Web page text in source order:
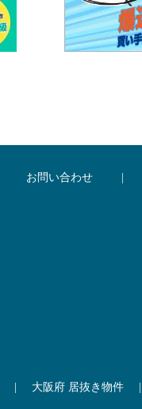
お問い合わせ
大阪府 居抜き物件